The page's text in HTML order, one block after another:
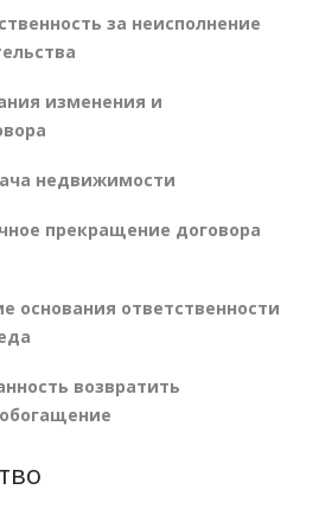
за неисполнение
изменения и
недвижимости
прекращение договора
основания ответственности
возвратить